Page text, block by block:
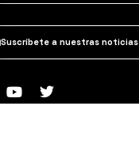
Suscríbete a nuestras noticias